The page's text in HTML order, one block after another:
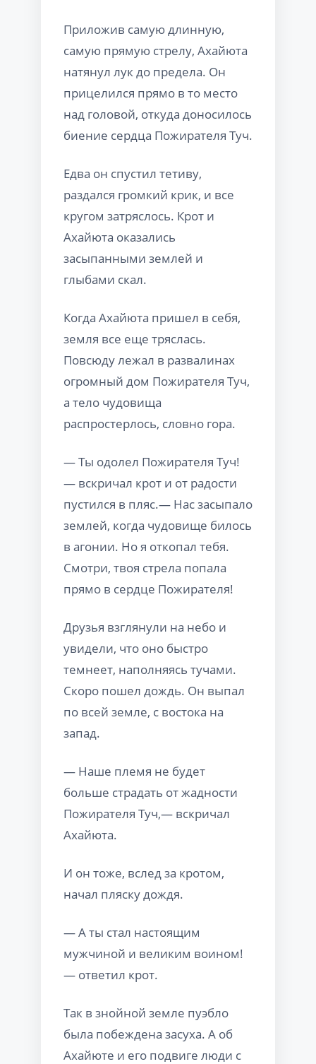
Приложив самую длинную,
самую прямую стрелу, Ахайюта
натянул лук до предела. Он
прицелился прямо в то место
над головой, откуда доносилось
биение сердца Пожирателя Туч.
Едва он спустил тетиву,
раздался громкий крик, и все
кругом затряслось. Крот и
Ахайюта оказались
засыпанными землей и
глыбами скал.
Когда Ахайюта пришел в себя,
земля все еще тряслась.
Повсюду лежал в развалинах
огромный дом Пожирателя Туч,
а тело чудовища
распростерлось, словно гора.
— Ты одолел Пожирателя Туч!
— вскричал крот и от радости
пустился в пляс.— Нас засыпало
землей, когда чудовище билось
в агонии. Но я откопал тебя.
Смотри, твоя стрела попала
прямо в сердце Пожирателя!
Друзья взглянули на небо и
увидели, что оно быстро
темнеет, наполняясь тучами.
Скоро пошел дождь. Он выпал
по всей земле, с востока на
запад.
— Наше племя не будет
больше страдать от жадности
Пожирателя Туч,— вскричал
Ахайюта.
И он тоже, вслед за кротом,
начал пляску дождя.
— А ты стал настоящим
мужчиной и великим воином!
— ответил крот.
Так в знойной земле пуэбло
была побеждена засуха. А об
Ахайюте и его подвиге люди с